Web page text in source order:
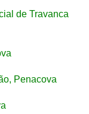
de Travanca
Penacova